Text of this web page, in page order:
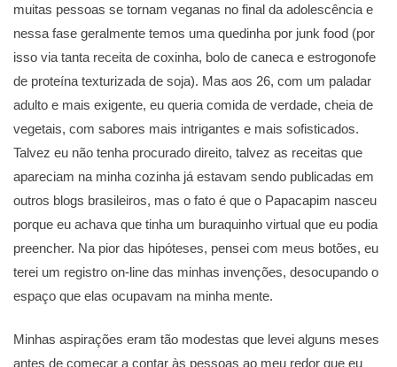
muitas pessoas se tornam veganas no final da adolescência e
nessa fase geralmente temos uma quedinha por junk food (por
isso via tanta receita de coxinha, bolo de caneca e estrogonofe
de proteína texturizada de soja). Mas aos 26, com um paladar
adulto e mais exigente, eu queria comida de verdade, cheia de
vegetais, com sabores mais intrigantes e mais sofisticados.
Talvez eu não tenha procurado direito, talvez as receitas que
apareciam na minha cozinha já estavam sendo publicadas em
outros blogs brasileiros, mas o fato é que o Papacapim nasceu
porque eu achava que tinha um buraquinho virtual que eu podia
preencher. Na pior das hipóteses, pensei com meus botões, eu
terei um registro on-line das minhas invenções, desocupando o
espaço que elas ocupavam na minha mente.
Minhas aspirações eram tão modestas que levei alguns meses
antes de começar a contar às pessoas ao meu redor que eu